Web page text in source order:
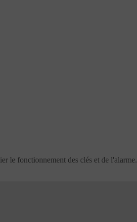
le fonctionnement des clés et de l'alarme.